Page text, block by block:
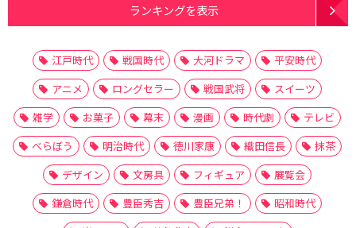
ランキングを表示
江戸時代 戦国時代 大河ドラマ
平安時代
アニメ
ロングセラー 戦国武将
スイーツ
雑学
お菓子 幕末 漫画 時代劇
テレビ
べらぼう
明治時代 徳川家康 織田信長
抹茶
デザイン
文房具 フィギュア
展覧会
鎌倉時代
豊臣秀吉 豊臣兄弟！
昭和時代